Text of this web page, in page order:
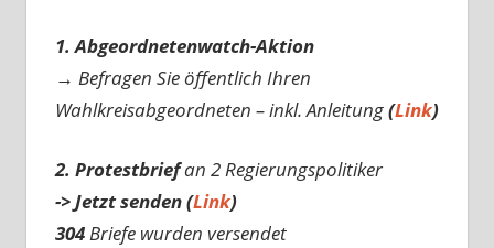
1. Abgeordnetenwatch-Aktion
→ Befragen Sie öffentlich Ihren
Wahlkreisabgeordneten – inkl. Anleitung(Link)
2. Protestbriefan 2 Regierungspolitiker
-> Jetzt senden (Link)
304Briefe wurden versendet